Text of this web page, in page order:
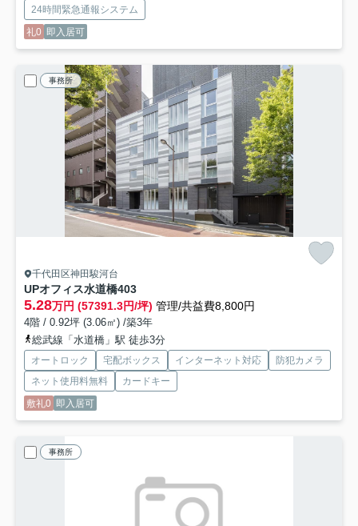
24時間緊急通報システム
礼0 即入居可
事務所
千代田区神田駿河台
UPオフィス水道橋403
5.28万円 (57391.3円/坪) 管理/共益費8,800円
4階 / 0.92坪 (3.06㎡) /築3年
総武線「水道橋」駅 徒歩3分
オートロック 宅配ボックス インターネット対応
防犯カメラ
ネット使用料無料
カードキー
敷礼0 即入居可
事務所